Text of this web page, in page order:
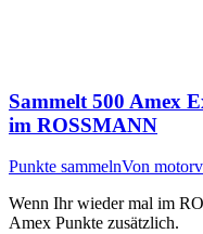
Sammelt 500 Amex
im ROSSMANN
Punkte sammelnVon
Wenn Ihr wieder mal im
Amex Punkte zusätzlich.